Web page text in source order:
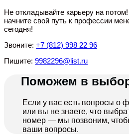
Не откладывайте карьеру на
начните свой путь к профессии
сегодня!
Звоните: +7 (812) 998 22 96
Пишите: 9982296@list.ru
Поможем в
Если у вас есть вопросы о
или вы не знаете, что
номер — мы позвоним,
ваши вопросы.